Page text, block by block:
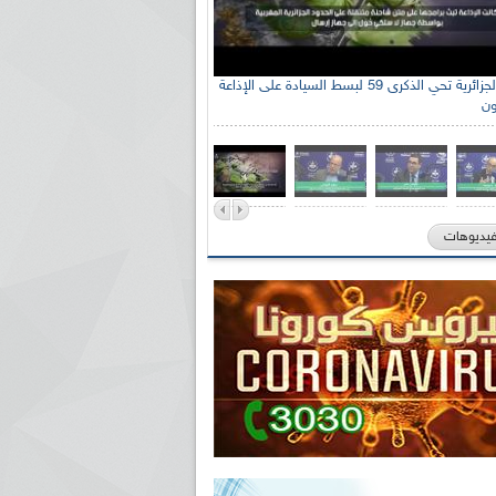
الإذاعة الجزائرية تحي الذكرى 59 لبسط السيادة على الإذاعة